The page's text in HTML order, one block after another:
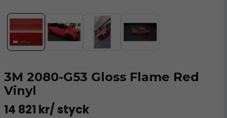
3M 2080-G53 Gloss Flame Red
Vinyl
14 821 kr/ styck